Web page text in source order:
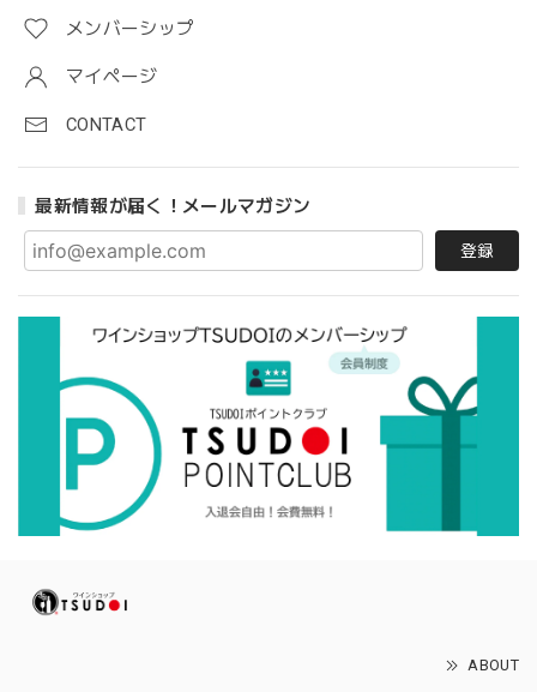
メンバーシップ
マイページ
CONTACT
最新情報が届く！メールマガジン
登録
ABOUT